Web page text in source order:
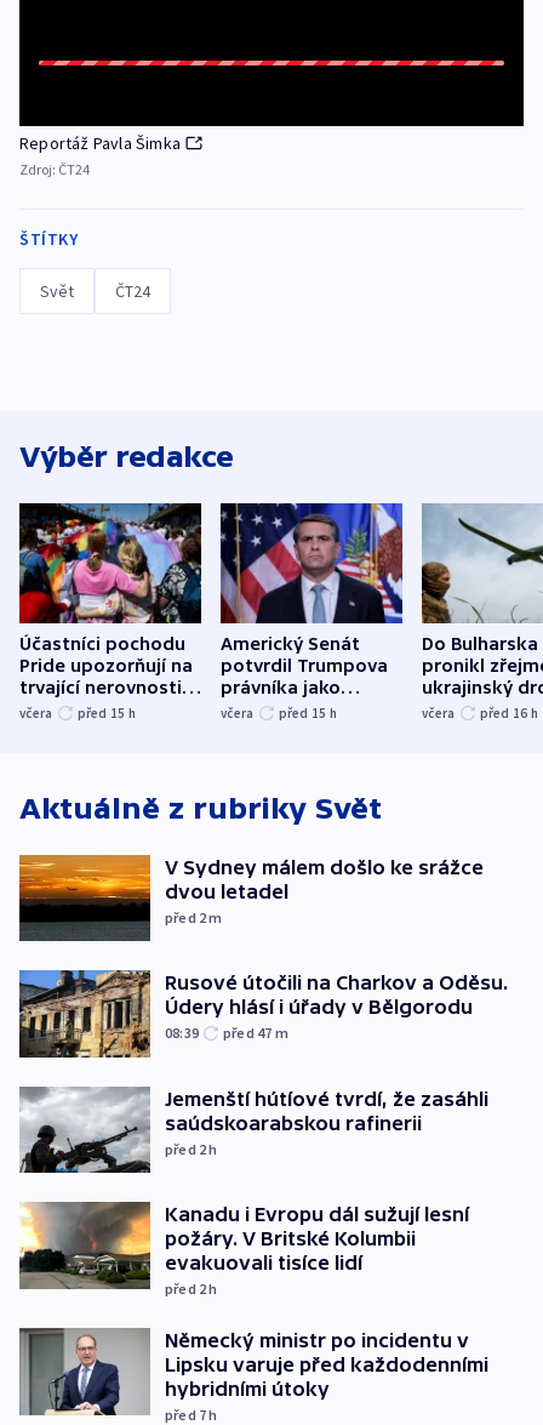
Reportáž Pavla Šimka
Zdroj: ČT24
ŠTÍTKY
Svět ČT24
Výběr redakce
Účastníci pochodu
Pride upozorňují na
trvající nerovnosti i
společenskou
včera před 15 h
Americký Senát
potvrdil Trumpova
právníka jako
ministra
včera před 15 h
Do Bulharska
pronikl
ukrajinský
explodoval
včera před 16 h
Aktuálně z rubriky Svět
V Sydney málem došlo ke srážce
dvou letadel
před 2m
Rusové útočili na Charkov a Oděsu.
Údery hlásí i úřady v Bělgorodu
08:39 před 47 m
Jemenští hútíové tvrdí, že zasáhli
saúdskoarabskou rafinerii
před 2h
Kanadu i Evropu dál sužují lesní
požáry. V Britské Kolumbii
evakuovali tisíce lidí
před 2h
Německý ministr po incidentu v
Lipsku varuje před každodenními
hybridními útoky
před 7h